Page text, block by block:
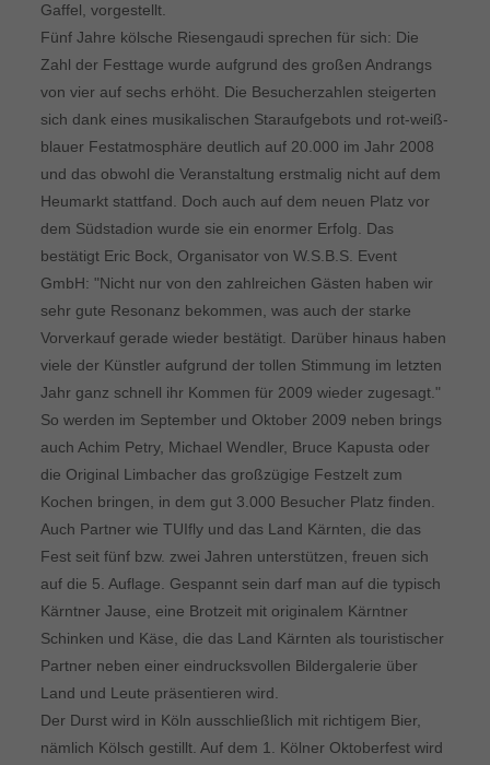
Gaffel, vorgestellt.
Fünf Jahre kölsche Riesengaudi sprechen für sich: Die
Zahl der Festtage wurde aufgrund des großen Andrangs
von vier auf sechs erhöht. Die Besucherzahlen steigerten
sich dank eines musikalischen Staraufgebots und rot-weiß-
blauer Festatmosphäre deutlich auf 20.000 im Jahr 2008 
und das obwohl die Veranstaltung erstmalig nicht auf dem
Heumarkt stattfand. Doch auch auf dem neuen Platz vor
dem Südstadion wurde sie ein enormer Erfolg. Das
bestätigt Eric Bock, Organisator von W.S.B.S. Event
GmbH: "Nicht nur von den zahlreichen Gästen haben wir
sehr gute Resonanz bekommen, was auch der starke
Vorverkauf gerade wieder bestätigt. Darüber hinaus haben
viele der Künstler aufgrund der tollen Stimmung im letzten
Jahr ganz schnell ihr Kommen für 2009 wieder zugesagt."
So werden im September und Oktober 2009 neben brings
auch Achim Petry, Michael Wendler, Bruce Kapusta oder
die Original Limbacher das großzügige Festzelt zum
Kochen bringen, in dem gut 3.000 Besucher Platz finden.
Auch Partner wie TUIfly und das Land Kärnten, die das
Fest seit fünf bzw. zwei Jahren unterstützen, freuen sich
auf die 5. Auflage. Gespannt sein darf man auf die typisch
Kärntner Jause, eine Brotzeit mit originalem Kärntner
Schinken und Käse, die das Land Kärnten als touristischer
Partner neben einer eindrucksvollen Bildergalerie über
Land und Leute präsentieren wird.
Der Durst wird in Köln ausschließlich mit richtigem Bier,
nämlich Kölsch gestillt. Auf dem 1. Kölner Oktoberfest wird